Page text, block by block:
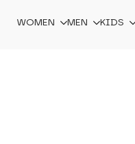
WOMEN MEN KIDS